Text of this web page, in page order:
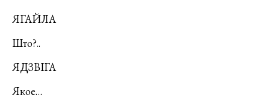
ЯГАЙЛА
Што?..
ЯДЗВІГА
Якое…